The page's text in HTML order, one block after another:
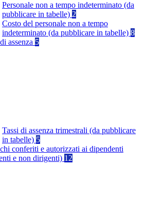
Personale non a tempo indeterminato (da
pubblicare in tabelle) 2
Costo del personale non a tempo
indeterminato (da pubblicare in tabelle) 8
assenza 5
Tassi di assenza trimestrali (da pubblicare
in tabelle) 5
conferiti e autorizzati ai dipendenti
e non dirigenti) 12